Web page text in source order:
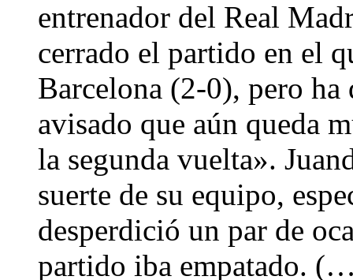
entrenador del Real
cerrado el partido en el
Barcelona (2-0), pero ha
avisado que aún queda
la segunda vuelta».
suerte de su equipo,
desperdició un par de
partido iba empatado.